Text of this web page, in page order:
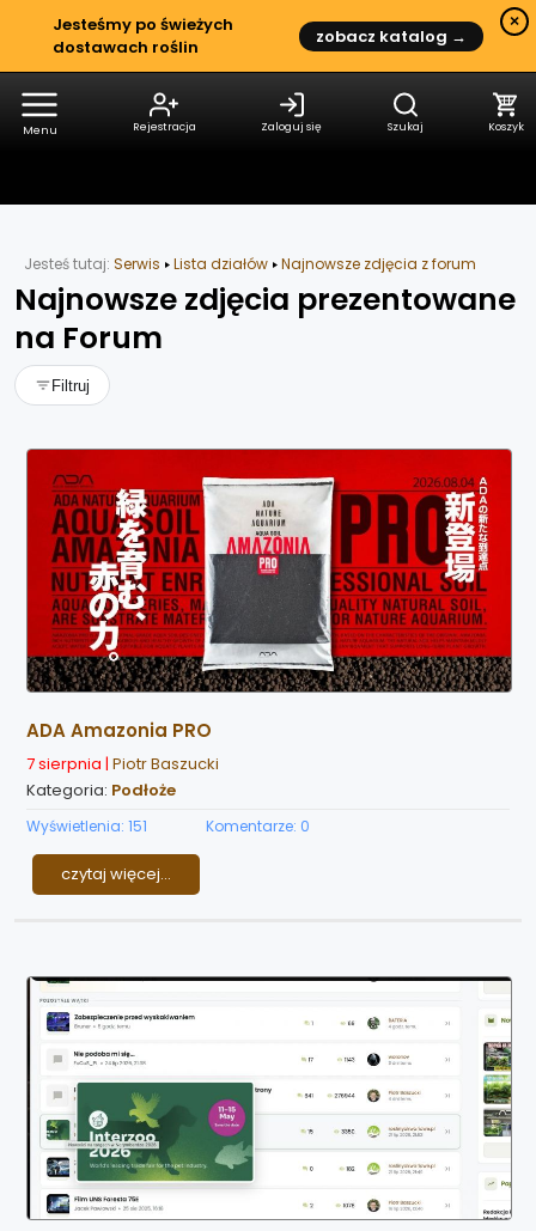
Jesteśmy po świeżych
dostawach roślin
zobacz katalog →
×
Menu Szukaj Koszyk
Rejestracja Zaloguj się
Jesteś tutaj: Serwis Lista działów Najnowsze zdjęcia z forum
Najnowsze zdjęcia prezentowane
na Forum
Filtruj
ADA Amazonia PRO
7 sierpnia | Piotr Baszucki
Kategoria: Podłoże
Wyświetlenia: 151 Komentarze: 0
czytaj więcej...